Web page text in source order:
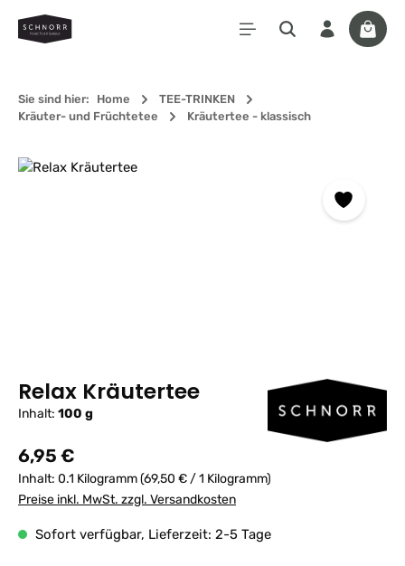
Zum Hauptinhalt springen
Sie sind hier: Home
TEE-TRINKEN
Kräuter- und Früchtetee
Kräutertee - klassisch
Bildergalerie überspringen
Relax Kräutertee
Inhalt: 100 g
Regulärer Preis:
6,95 €
Inhalt: 0.1 Kilogramm(69,50 € / 1 Kilogramm)
Preise inkl. MwSt. zzgl. Versandkosten
Sofort verfügbar, Lieferzeit: 2-5 Tage